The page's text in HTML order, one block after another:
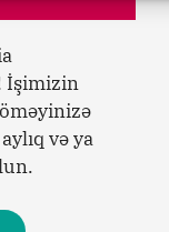
İşimizin
və ya